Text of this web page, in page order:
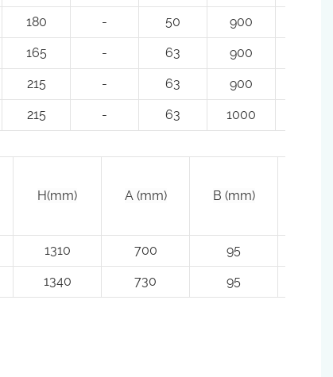
180 - 50 900
165 - 63 900
215 - 63 900
215 - 63 1000
H(mm) A (mm) B (mm)
1310 700 95
1340 730 95